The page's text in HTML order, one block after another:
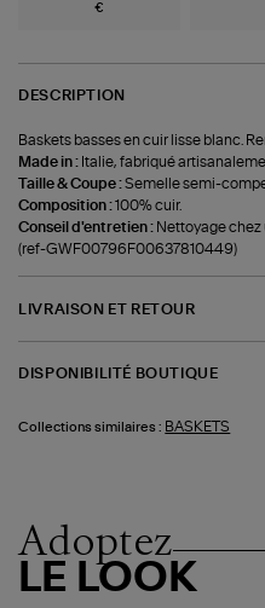
€
DESCRIPTION
Baskets basses en cuir lisse blanc.
Made in : Italie, fabriqué
Taille & Coupe :Semelle semi-
Composition :100% cuir.
Conseil d'entretien : Nettoyage chez
(ref-GWF00796F00637810449)
LIVRAISON ET RETOUR
DISPONIBILITÉ BOUTIQUE
Collections similaires : BASKETS
Adoptez
LE LOOK